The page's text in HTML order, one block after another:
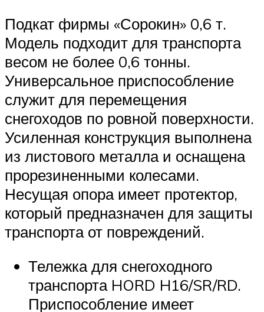
Подкат фирмы «Сорокин» 0,6 т.
Модель подходит для транспорта
весом не более 0,6 тонны.
Универсальное приспособление
служит для перемещения
снегоходов по ровной поверхности.
Усиленная конструкция выполнена
из листового металла и оснащена
прорезиненными колесами.
Несущая опора имеет протектор,
который предназначен для защиты
транспорта от повреждений.
Тележка для снегоходного
транспорта HORD H16/SR/RD.
Приспособление имеет